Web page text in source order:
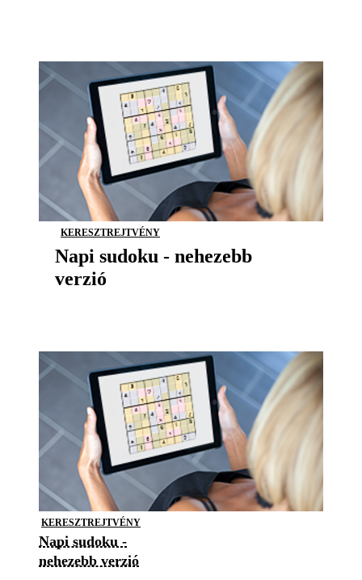
KERESZTREJTVÉNY
Napi sudoku - nehezebb
verzió
KERESZTREJTVÉNY
Napi sudoku -
nehezebb verzió